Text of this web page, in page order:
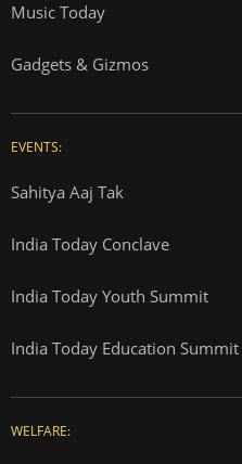
Music Today
Gadgets & Gizmos
EVENTS:
Sahitya Aaj Tak
India Today Conclave
India Today Youth Summit
India Today Education Summit
WELFARE: